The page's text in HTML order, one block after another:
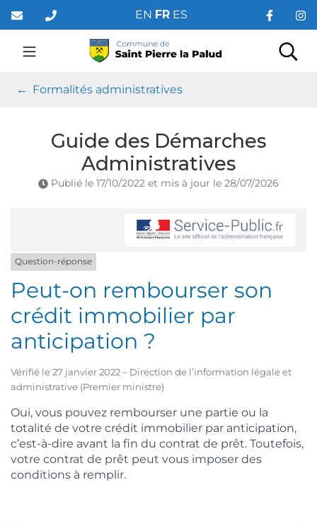
Aller
au
contenu
EN FR ES
Saint Pierre la Palud
Formalités administratives
Guide des Démarches
Administratives
Publié le 17/10/2022 et mis à jour le 28/07/2026
Question-réponse
Peut-on rembourser son
crédit immobilier par
anticipation ?
Vérifié le 27 janvier 2022 – Direction de l’information légale et
administrative (Premier ministre)
Oui, vous pouvez rembourser une partie ou la
totalité de votre crédit immobilier par anticipation,
c’est-à-dire avant la fin du contrat de prêt. Toutefois,
votre contrat de prêt peut vous imposer des
conditions à remplir.